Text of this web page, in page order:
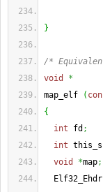
}
/*
void
*
map_elf
(
{
int fd ;
int
void
*map;
Elf32_Ehdr